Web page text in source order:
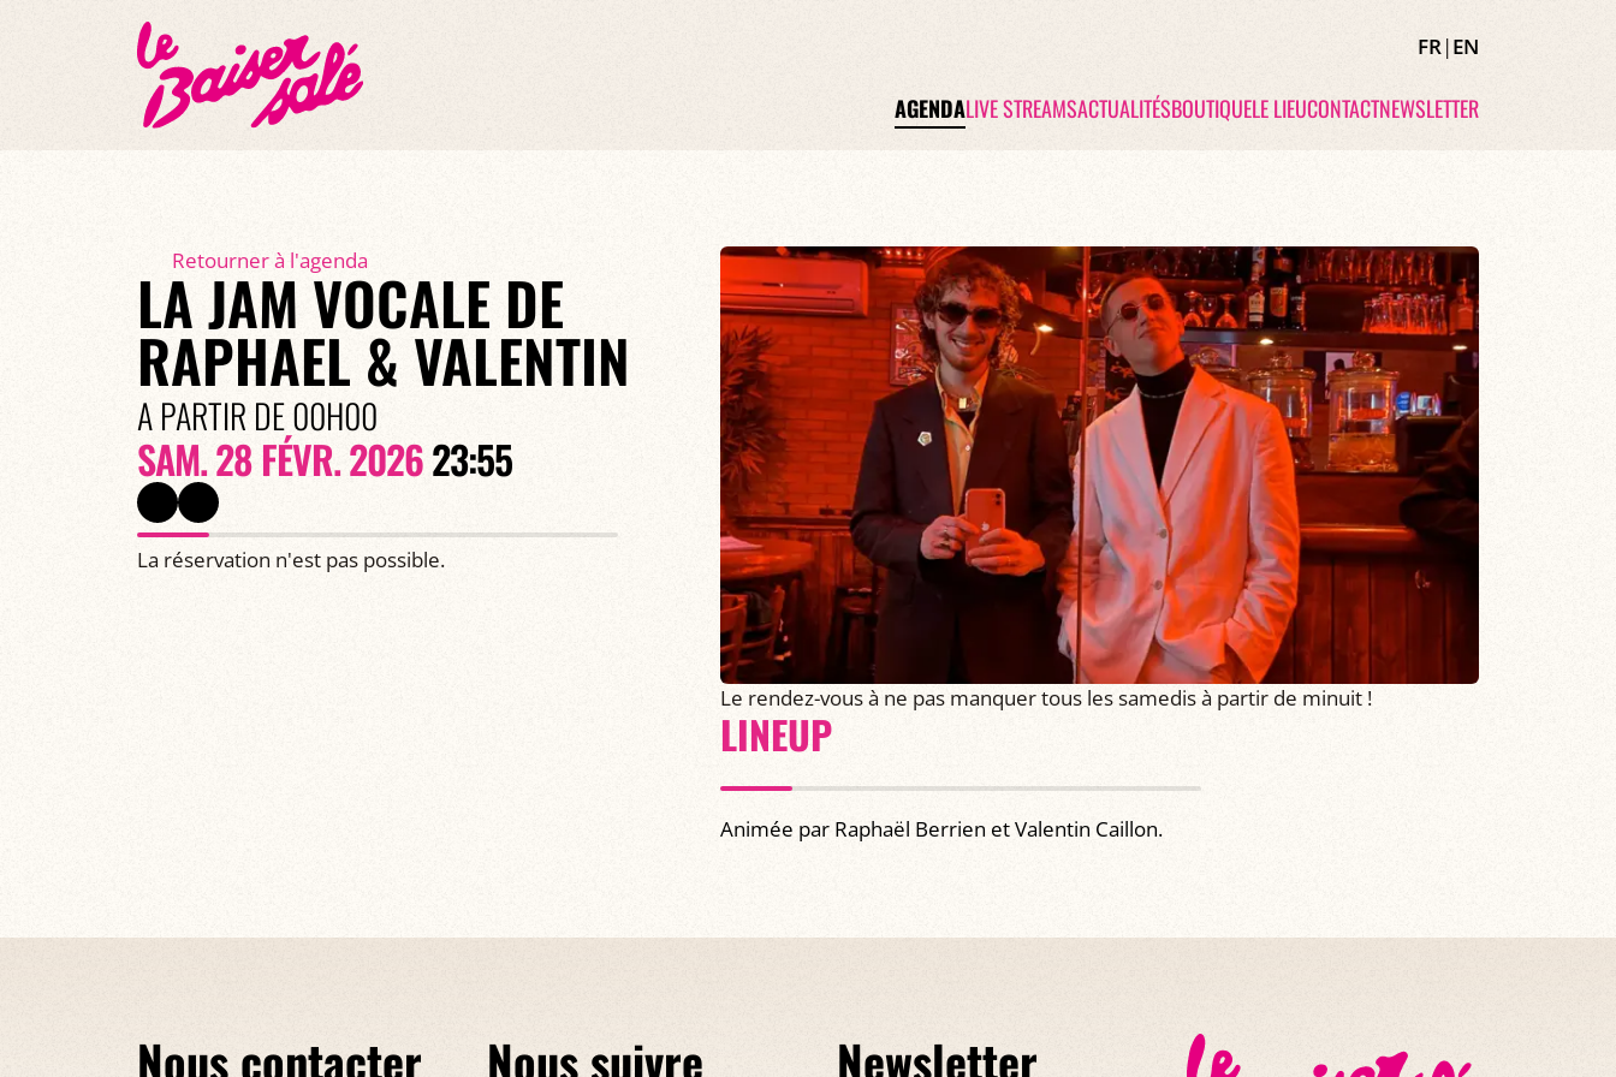
FR|EN
AGENDALIVE STREAMSACTUALITÉSBOUTIQUELE LIEUCONTACTNEWSLETTER
Retourner à l'agenda
LA JAM VOCALE DE
RAPHAEL & VALENTIN
A PARTIR DE 00H00
SAM. 28 FÉVR. 202623:55
La réservation n'est pas possible.
Le rendez-vous à ne pas manquer tous les samedis à partir de minuit !
LINEUP
Animée par Raphaël Berrien et Valentin Caillon.
Nous contacter Nous suivre Newsletter